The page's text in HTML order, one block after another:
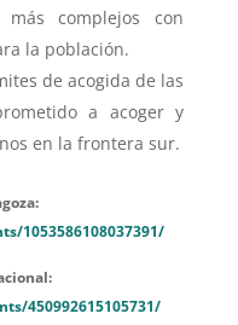
complejos con
la población.
de acogida de las
a acoger y
en la frontera sur.
1053586108037391/
450992615105731/